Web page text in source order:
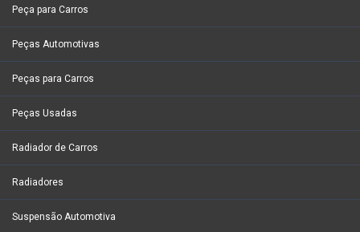
Peça para Carros
Peças Automotivas
Peças para Carros
Peças Usadas
Radiador de Carros
Radiadores
Suspensão Automotiva